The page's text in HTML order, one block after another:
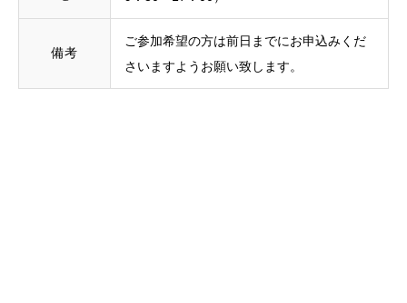
備考
ご参加希望の方は前日までにお申込みくだ
さいますようお願い致します。